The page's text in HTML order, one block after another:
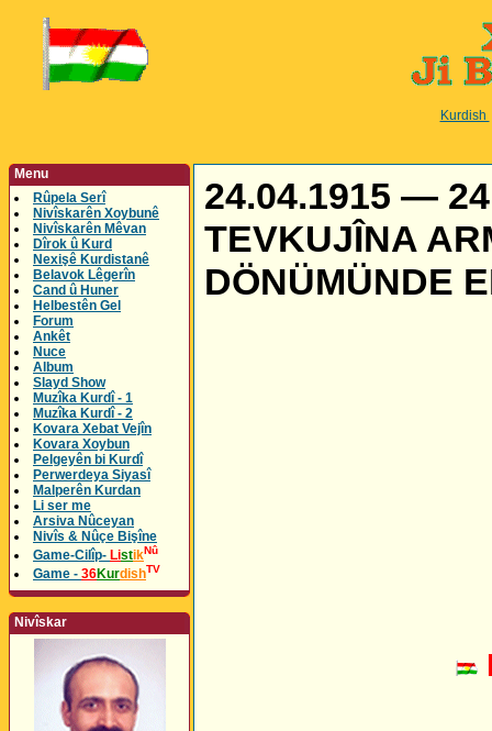
Kurdish
Menu
Rûpela Serî
Nivîskarên Xoybunê
Nivîskarên Mêvan
Dîrok û Kurd
Nexişê Kurdistanê
Belavok Lêgerîn
Cand û Huner
Helbestên Gel
Forum
Ankêt
Nuce
Album
Slayd Show
Muzîka Kurdî - 1
Muzîka Kurdî - 2
Kovara Xebat Vejîn
Kovara Xoybun
Pelgeyên bi Kurdî
Perwerdeya Siyasî
Malperên Kurdan
Li ser me
Arsiva Nûceyan
Nivîs & Nûçe Bişîne
Game-Cilîp- ListikNû
Game - 36KurdishTV
Nivîskar
24.04.1915 —
TEVKUJÎNA
DÖNÜMÜNDE